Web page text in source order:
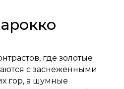
где золотые
с заснеженными
гор, а шумные